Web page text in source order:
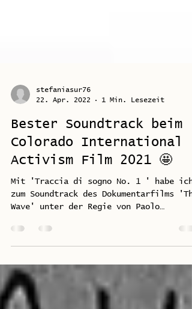
22. Apr. 2022
1 Min. Lesezeit
Bester Soundtrack beim
Colorado International
Activism Film 2021 🤩
Mit 'Traccia di sogno No. 1 ' habe ich
Wave' unter der Regie von Paolo
Santalucia beigetragen....